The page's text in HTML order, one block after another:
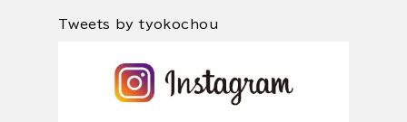
Tweets by tyokochou